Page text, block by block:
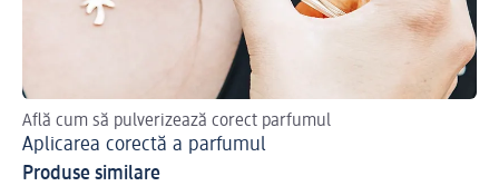
Află cum să pulverizează corect parfumul
Aplicarea corectă a parfumul
Produse similare